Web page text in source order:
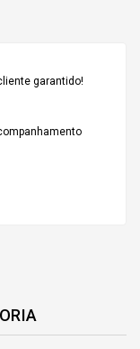
garantido!